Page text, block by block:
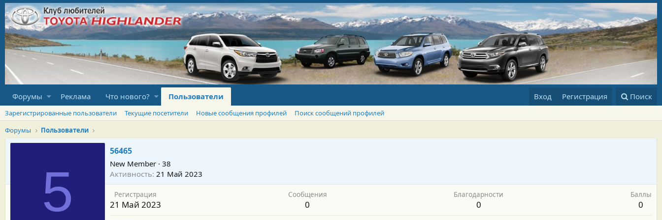
Форумы Реклама Что нового? Пользователи Вход Регистрация Поиск
Зарегистрированные пользователи Текущие посетители Новые сообщения профилей
Поиск сообщений профилей
Форумы
Пользователи
5
56465
New Member · 38
Активность 21 Май 2023
Регистрация
21 Май 2023
Сообщения
0
Благодарности
0
Баллы
0